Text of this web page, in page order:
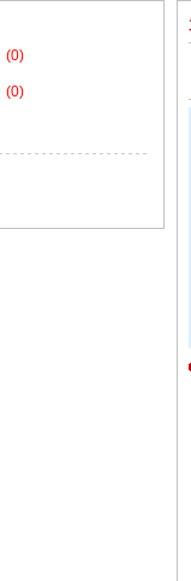
(0)
(0)